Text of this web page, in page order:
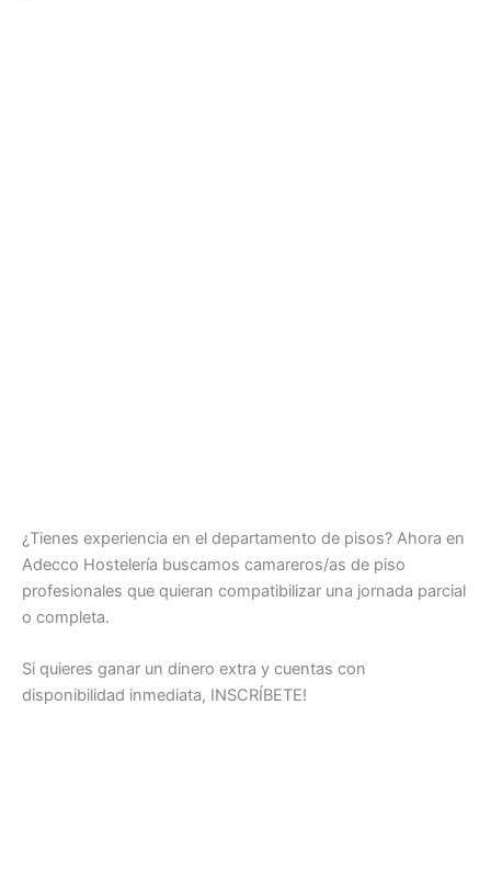
¿Tienes experiencia en el departamento de pisos? Ahora en
Adecco Hostelería buscamos camareros/as de piso
profesionales que quieran compatibilizar una jornada parcial
o completa.
Si quieres ganar un dinero extra y cuentas con
disponibilidad inmediata, INSCRÍBETE!